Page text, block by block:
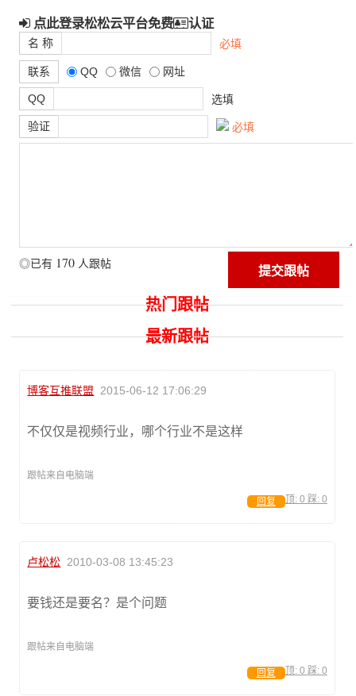
点此登录松松云平台免费 认证
名 称 必填
联系 QQ 微信 网址
QQ 选填
验证 必填
◎已有 170 人跟帖
热门跟帖
最新跟帖
博客互推联盟 2015-06-12 17:06:29
不仅仅是视频行业，哪个行业不是这样
跟帖来自电脑端
顶: 0 踩: 0
回复
卢松松 2010-03-08 13:45:23
要钱还是要名？是个问题
跟帖来自电脑端
顶: 0 踩: 0
回复